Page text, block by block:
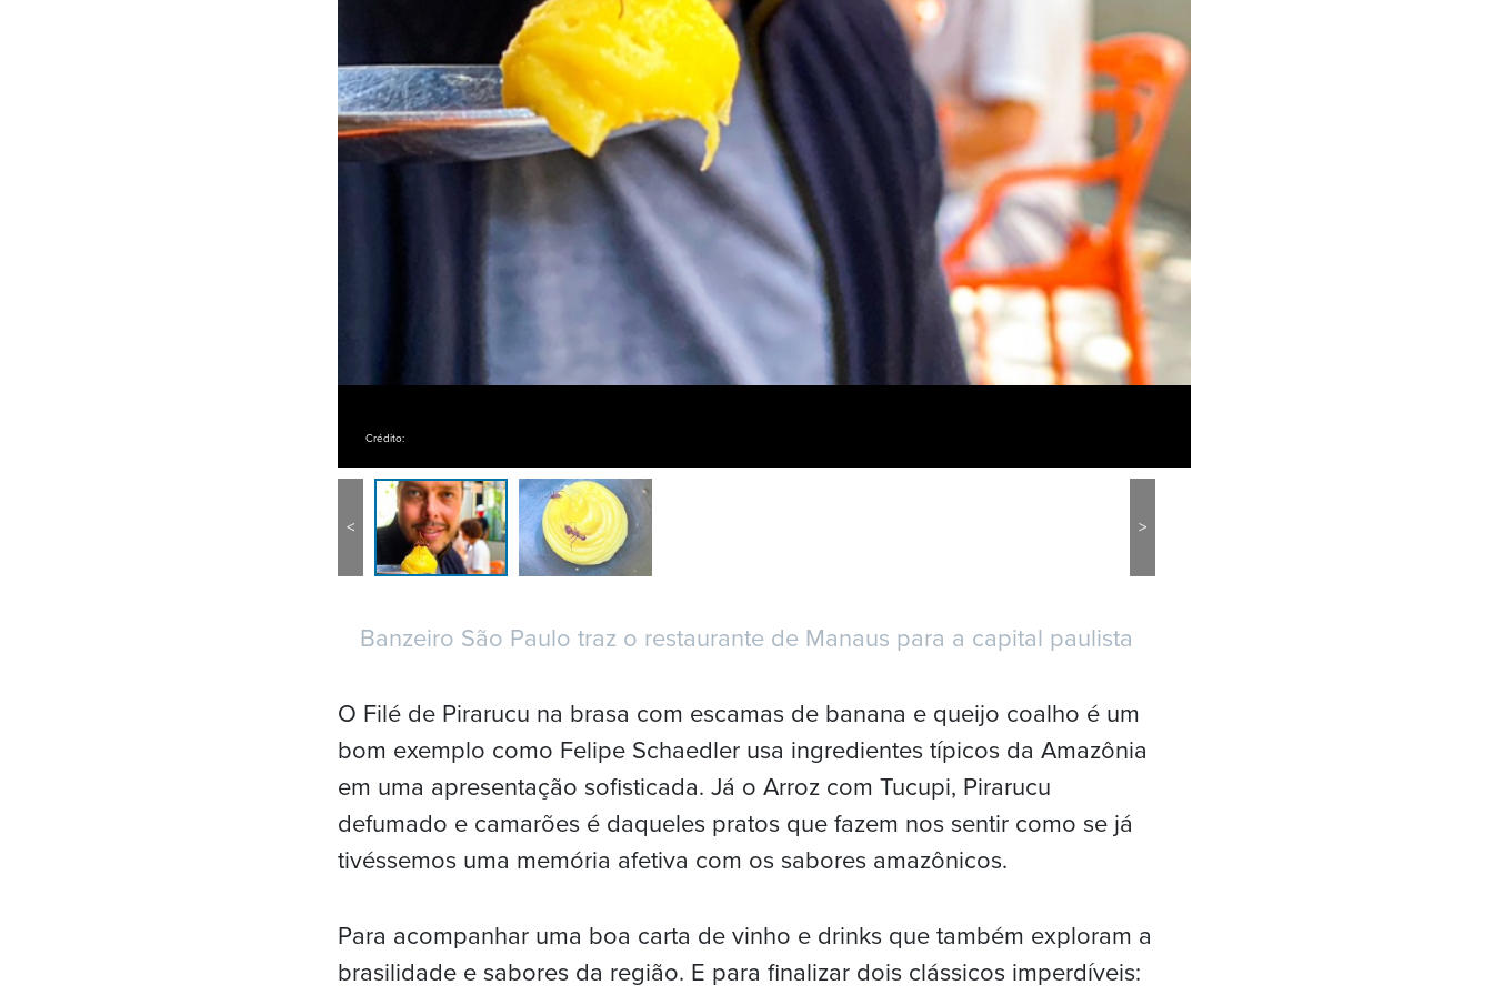
Crédito:
< >
Banzeiro São Paulo traz o restaurante de Manaus para a capital paulista
O Filé de Pirarucu na brasa com escamas de banana e queijo coalho é um
bom exemplo como Felipe Schaedler usa ingredientes típicos da Amazônia
em uma apresentação sofisticada. Já o Arroz com Tucupi, Pirarucu
defumado e camarões é daqueles pratos que fazem nos sentir como se já
tivéssemos uma memória afetiva com os sabores amazônicos.
Para acompanhar uma boa carta de vinho e drinks que também exploram a
brasilidade e sabores da região. E para finalizar dois clássicos imperdíveis: